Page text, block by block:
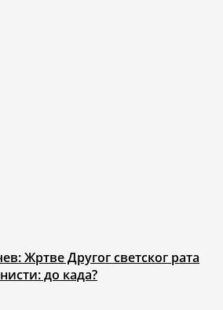
Жртве Другог светског рата
до када?